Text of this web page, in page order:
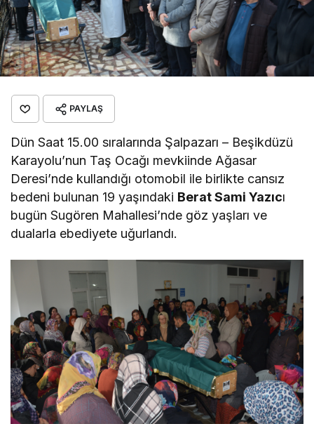
PAYLAŞ
Dün Saat 15.00 sıralarında Şalpazarı – Beşikdüzü
Karayolu’nun Taş Ocağı mevkiinde Ağasar
Deresi’nde kullandığı otomobil ile birlikte cansız
bedeni bulunan 19 yaşındaki Berat Sami Yazıcı
bugün Sugören Mahallesi’nde göz yaşları ve
dualarla ebediyete uğurlandı.